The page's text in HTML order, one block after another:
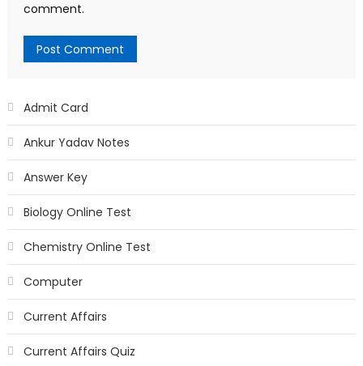
comment.
Admit Card
Ankur Yadav Notes
Answer Key
Biology Online Test
Chemistry Online Test
Computer
Current Affairs
Current Affairs Quiz